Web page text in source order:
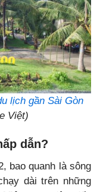
lịch gần Sài Gòn
Việt)
dẫn?
bao quanh là sông
dài trên những